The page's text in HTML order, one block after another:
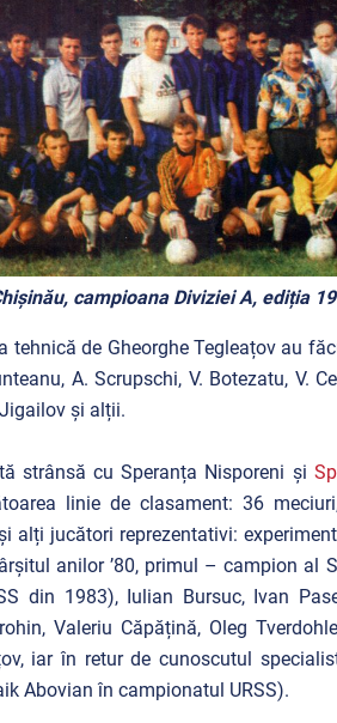
campioana Diviziei A, ediția
tehnică de Gheorghe Tegleațov au
A. Scrupschi, V. Botezatu, V.
Jigailov și alții.
strânsă cu Speranța Nisporeni și
linie de clasament: 36
alți jucători reprezentativi:
anilor ’80, primul – campion al
din 1983), Iulian Bursuc, Ivan
Valeriu Căpățină, Oleg
iar în retur de cunoscutul
Abovian în campionatul URSS).